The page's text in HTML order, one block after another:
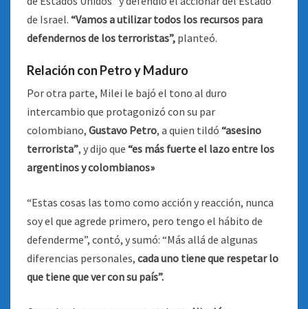
de Israel. “Vamos a utilizar todos los recursos para
defendernos de los terroristas”, planteó.
Relación con Petro y Maduro
Por otra parte, Milei le bajó el tono al duro
intercambio que protagonizó con su par
colombiano, Gustavo Petro, a quien tildó “asesino
terrorista”, y dijo que “es más fuerte el lazo entre los
argentinos y colombianos»
“Estas cosas las tomo como acción y reacción, nunca
soy el que agrede primero, pero tengo el hábito de
defenderme”, contó, y sumó: “Más allá de algunas
diferencias personales, cada uno tiene que respetar lo
que tiene que ver con su país”.